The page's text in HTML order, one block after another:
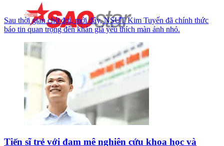
Sau thời gian chờ đợi, mới đây, NSƯT Kim Tuyến đã chính thức
báo tin quan trọng đến khán giả yêu thích màn ảnh nhỏ.
Tiến sĩ trẻ với đam mê nghiên cứu khoa học và